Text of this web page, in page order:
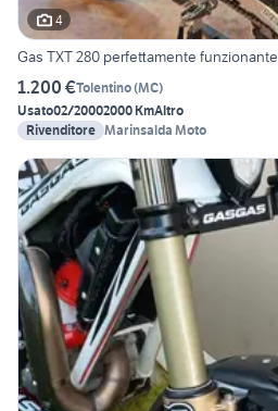
4
Gas TXT 280 perfettamente funzionante
1.200 €Tolentino(MC)
Usato02/20002000 KmAltro
Rivenditore Marinsalda Moto